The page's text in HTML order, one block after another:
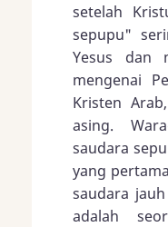
setelah
sepupu"
Yesus dan
mengenai
Kristen
asing.
saudara
yang
saudara
adalah